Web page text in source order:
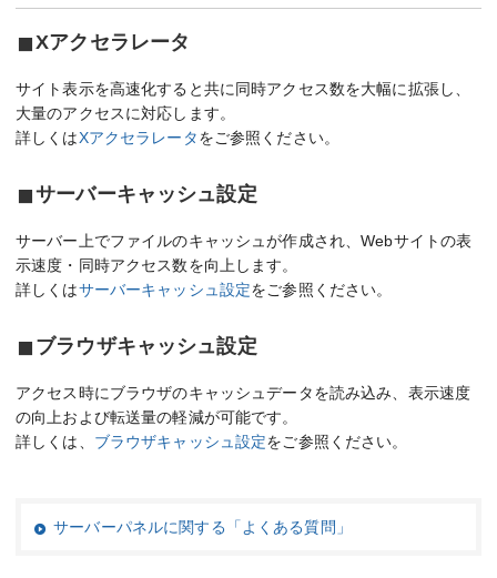
Xアクセラレータ
サイト表示を高速化すると共に同時アクセス数を大幅に拡張し、
大量のアクセスに対応します。
詳しくはXアクセラレータをご参照ください。
サーバーキャッシュ設定
サーバー上でファイルのキャッシュが作成され、Webサイトの表
示速度・同時アクセス数を向上します。
詳しくはサーバーキャッシュ設定をご参照ください。
ブラウザキャッシュ設定
アクセス時にブラウザのキャッシュデータを読み込み、表示速度
の向上および転送量の軽減が可能です。
詳しくは、 ブラウザキャッシュ設定をご参照ください。
サーバーパネルに関する「よくある質問」